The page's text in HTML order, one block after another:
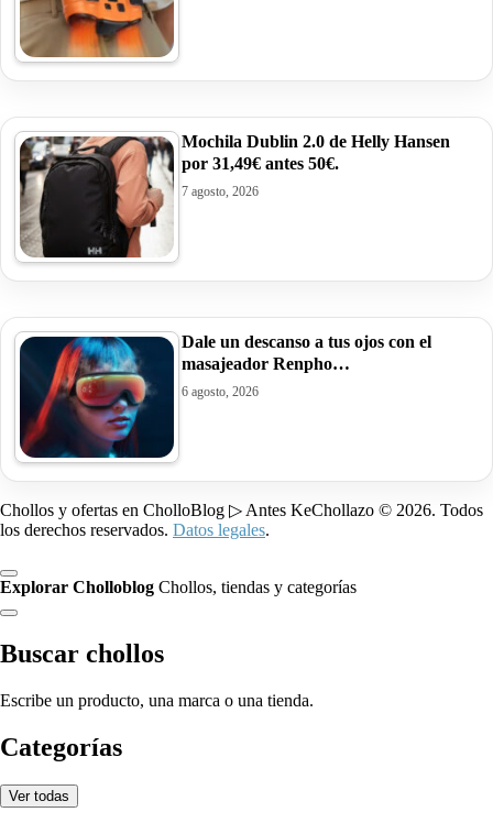
Mochila Dublin 2.0 de Helly Hansen
por 31,49€ antes 50€.
7 agosto, 2026
Dale un descanso a tus ojos con el
masajeador Renpho…
6 agosto, 2026
Chollos y ofertas en CholloBlog ▷ Antes KeChollazo © 2026. Todos
los derechos reservados. Datos legales.
Explorar Cholloblog Chollos, tiendas y categorías
Buscar chollos
Escribe un producto, una marca o una tienda.
Categorías
Ver todas